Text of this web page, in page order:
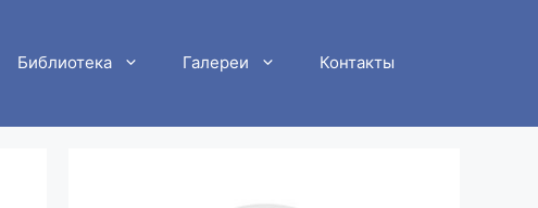
Библиотека Галереи Контакты